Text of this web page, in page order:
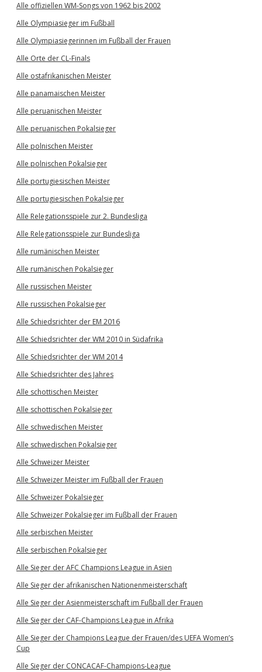
Alle offiziellen WM-Songs von 1962 bis 2002
Alle Olympiasieger im Fußball
Alle Olympiasiegerinnen im Fußball der Frauen
Alle Orte der CL-Finals
Alle ostafrikanischen Meister
Alle panamaischen Meister
Alle peruanischen Meister
Alle peruanischen Pokalsieger
Alle polnischen Meister
Alle polnischen Pokalsieger
Alle portugiesischen Meister
Alle portugiesischen Pokalsieger
Alle Relegationsspiele zur 2. Bundesliga
Alle Relegationsspiele zur Bundesliga
Alle rumänischen Meister
Alle rumänischen Pokalsieger
Alle russischen Meister
Alle russischen Pokalsieger
Alle Schiedsrichter der EM 2016
Alle Schiedsrichter der WM 2010 in Südafrika
Alle Schiedsrichter der WM 2014
Alle Schiedsrichter des Jahres
Alle schottischen Meister
Alle schottischen Pokalsieger
Alle schwedischen Meister
Alle schwedischen Pokalsieger
Alle Schweizer Meister
Alle Schweizer Meister im Fußball der Frauen
Alle Schweizer Pokalsieger
Alle Schweizer Pokalsieger im Fußball der Frauen
Alle serbischen Meister
Alle serbischen Pokalsieger
Alle Sieger der AFC Champions League in Asien
Alle Sieger der afrikanischen Nationenmeisterschaft
Alle Sieger der Asienmeisterschaft im Fußball der Frauen
Alle Sieger der CAF-Champions League in Afrika
Alle Sieger der Champions League der Frauen/des UEFA Women’s
Cup
Alle Sieger der CONCACAF-Champions-League